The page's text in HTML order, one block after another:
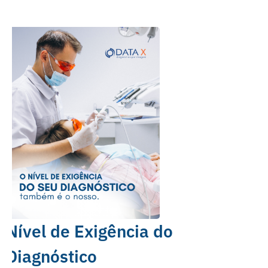
Nível de Exigência do
Diagnóstico